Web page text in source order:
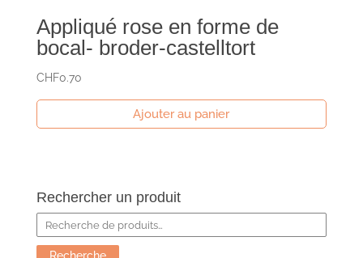
Appliqué rose en forme de
bocal- broder-castelltort
CHF0.70
Ajouter au panier
Rechercher un produit
Recherche
pour :